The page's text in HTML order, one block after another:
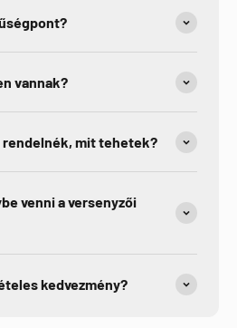
vannak?
mit tehetek?
venni a versenyzői
kedvezmény?